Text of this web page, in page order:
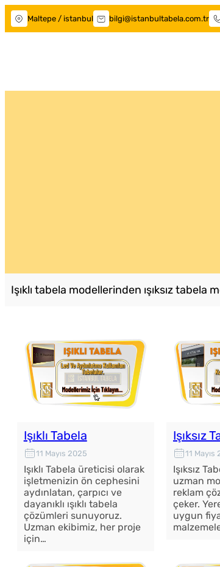
Maltepe / istanbul bilgi@istanbultabela.com.tr
Işıklı tabela modellerinden ışıksız
Işıklı Tabela
11 Mayıs 2025
Işıklı Tabela üreticisi olarak
işletmenizin ön cephesini
aydınlatan, çarpıcı ve
dayanıklı ışıklı tabela
çözümleri sunuyoruz.
Uzman ekibimiz, her proje
için…
Işıksız
11 Mayıs
Işıksız
uzman
reklam
çeker.
uygun